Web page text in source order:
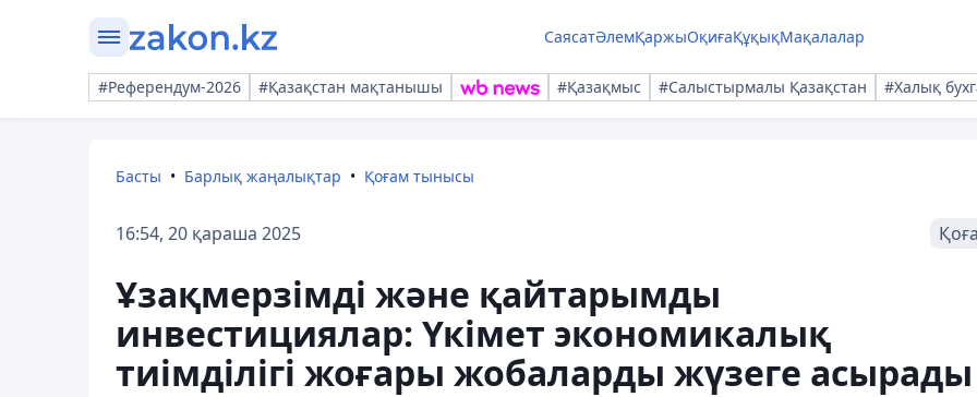
СаясатӘлемҚаржыОқиғаҚұқықМақалалар
#Референдум-2026 #Қазақстан мақтанышы #Қазақмыс #Салыстырмалы Қазақстан #Халық
Басты Барлық жаңалықтар Қоғам тынысы
16:54, 20 қараша 2025
Ұзақмерзімді және қайтарымды
инвестициялар: Үкімет экономикалық
тиімділігі жоғары жобаларды жүзеге асырады